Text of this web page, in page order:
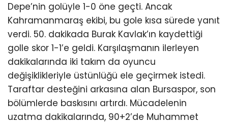
Depe’nin golüyle 1-0 öne geçti. Ancak
Kahramanmaraş ekibi, bu gole kısa sürede yanıt
verdi. 50. dakikada Burak Kavlak’ın kaydettiği
golle skor 1-1’e geldi. Karşılaşmanın ilerleyen
dakikalarında iki takım da oyuncu
değişiklikleriyle üstünlüğü ele geçirmek istedi.
Taraftar desteğini arkasına alan Bursaspor, son
bölümlerde baskısını artırdı. Mücadelenin
uzatma dakikalarında, 90+2’de Muhammet